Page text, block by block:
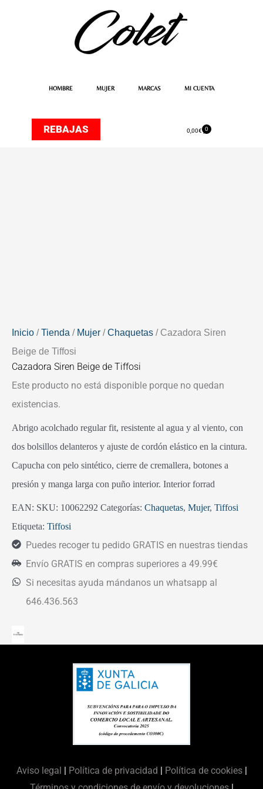
HOMBRE MUJER MARCAS MI CUENTA
REBAJAS 0,00€ 0
Carrito
Inicio /Tienda / Mujer /Chaquetas / Cazadora Siren
Beige de Tiffosi
Cazadora Siren Beige de Tiffosi
Este producto no está disponible porque no quedan
existencias.
Abrigo acolchado regular fit, resistente al agua y al viento, con
dos bolsillos delanteros y ajuste de cordón elástico en la cintura.
Capucha con pelo sintético, cierre de cremallera, botones a
presión y manga larga con puño interior. Interior forrad
EAN: SKU: 10062292 Categorías: Chaquetas, Mujer, Tiffosi
Etiqueta: Tiffosi
Puedes recoger tu pedido GRATIS en nuestras tiendas
Envío GRATIS en compras superiores a 49.99€
Si necesitas ayuda mándanos un whatsapp al
646.436.563
Aviso legal Política de privacidad Política de cookies|